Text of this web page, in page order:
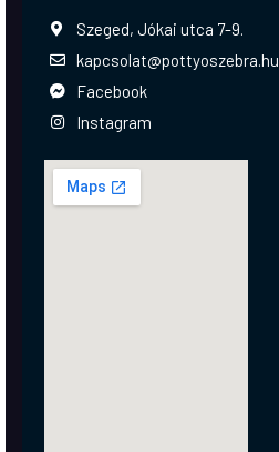
Szeged, Jókai utca 7-9.
kapcsolat@pottyoszebra.hu
Facebook
Instagram